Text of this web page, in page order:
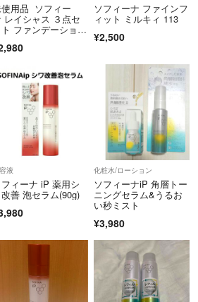
用品 ソフィー
レイシャス ３点セ
ト ファンデーショ
ソフィーナ ファインフ
ィット ミルキィ 113
¥2,500
液
フィーナ iP 薬用シ
善 泡セラム(90g)
化粧水/ローション
ソフィーナiP 角層トー
ニングセラム&うるお
い秒ミスト
¥3,980